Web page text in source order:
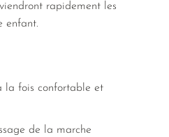
rapidement les
enfant.
la fois confortable et
de la marche